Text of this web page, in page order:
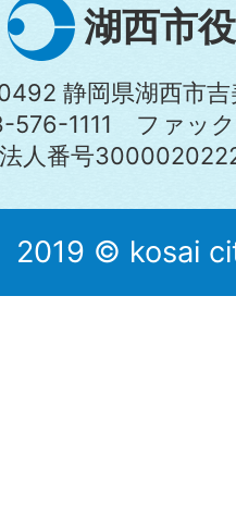
湖西市
静岡県湖西市
576-1111 ファッ
法人番号
2019 © kosai